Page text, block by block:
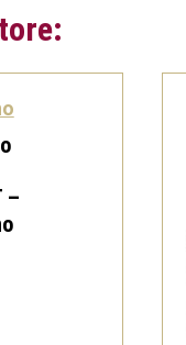
–